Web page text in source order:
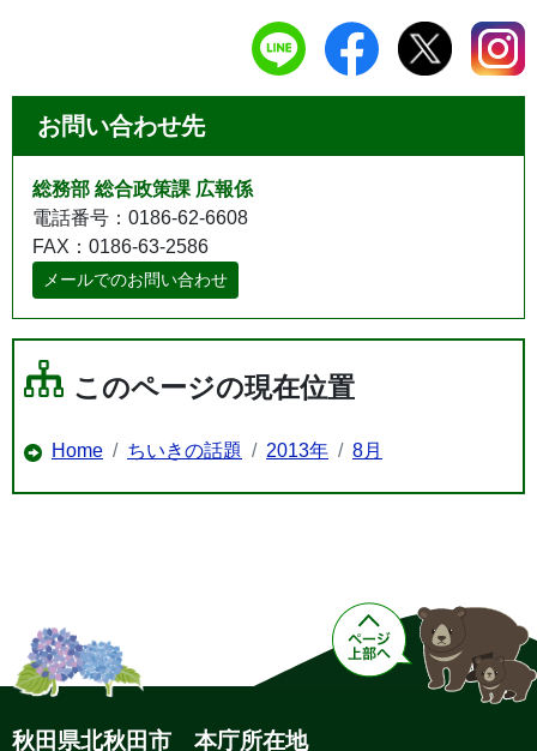
お問い合わせ先
総務部 総合政策課 広報係
電話番号：0186-62-6608
FAX：0186-63-2586
メールでのお問い合わせ
このページの現在位置
Home ちいきの話題 2013年 8月
秋田県北秋田市 本庁所在地